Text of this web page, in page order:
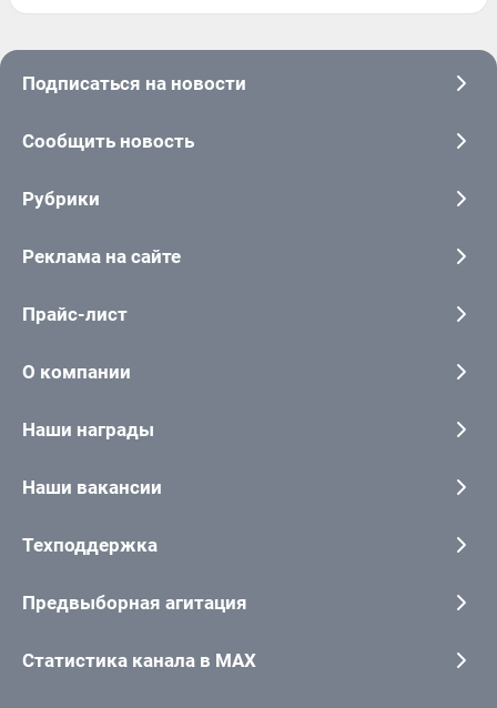
Подписаться на новости
Сообщить новость
Рубрики
Реклама на сайте
Прайс-лист
О компании
Наши награды
Наши вакансии
Техподдержка
Предвыборная агитация
Статистика канала в MAX